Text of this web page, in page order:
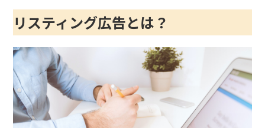
リスティング広告とは？